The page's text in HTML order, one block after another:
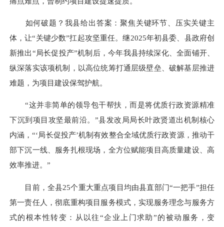
如何破题？我县给出答案：聚焦关键环节、压实关键主
体，让“关键少数”扛起攻坚重任。继2025年初县委、县政府创
新推出“局长促投产”机制后，今年我县持续深化、全面铺开、
纵深落实该项机制，以高位统筹打通层级壁垒、破解基层推进
难题，为项目建设保驾护航。
“这并非简单的领导包干帮扶，而是将优质行政资源精准
下沉到项目攻坚最前沿。”县发改局局长叶政贤道出机制核心
内涵，“‘局长促投产’机制有效整合全域优质行政资源，推动干
部下沉一线、服务扎根现场，全方位赋能项目高质量建设、高
效率推进。”
目前，全县25个重大重点项目均由县直部门“一把手”担任
第一责任人，彻底重构项目服务模式，实现服务理念与服务方
式的根本性转变：从以往“企业上门求助”的被动服务，变